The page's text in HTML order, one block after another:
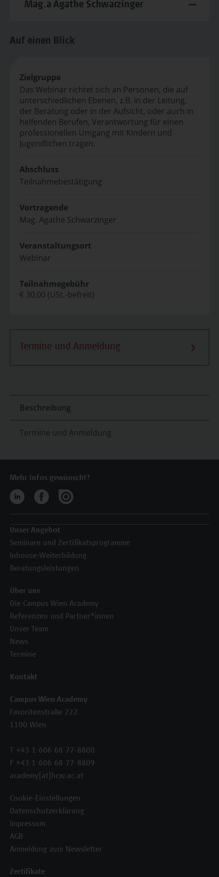
Mag.a Agathe Schwarzinger
Auf einen Blick
Zielgruppe
Das Webinar richtet sich an Personen, die auf
unterschiedlichen Ebenen, z.B. in der Leitung,
der Beratung oder in der Aufsicht, oder auch in
helfenden Berufen, Verantwortung für einen
professionellen Umgang mit Kindern und
Jugendlichen tragen.
Abschluss
Teilnahmebestätigung
Vortragende
Mag. Agathe Schwarzinger
Veranstaltungsort
Webinar
Teilnahmegebühr
€ 30,00 (USt.-befreit)
Termine und Anmeldung
Beschreibung
Termine und Anmeldung
Mehr Infos gewünscht?
Unser Angebot
Seminare und Zertifikatsprogramme
Inhouse-Weiterbildung
Beratungsleistungen
Über uns
Die Campus Wien Academy
Referenzen und Partner*innen
Unser Team
News
Termine
Kontakt
Campus Wien Academy
Favoritenstraße 222
1100 Wien
T +43 1 606 68 77-8800
F +43 1 606 68 77-8809
academy[at]hcw.ac.at
Cookie-Einstellungen
Datenschutzerklärung
Impressum
AGB
Anmeldung zum Newsletter
Zertifikate